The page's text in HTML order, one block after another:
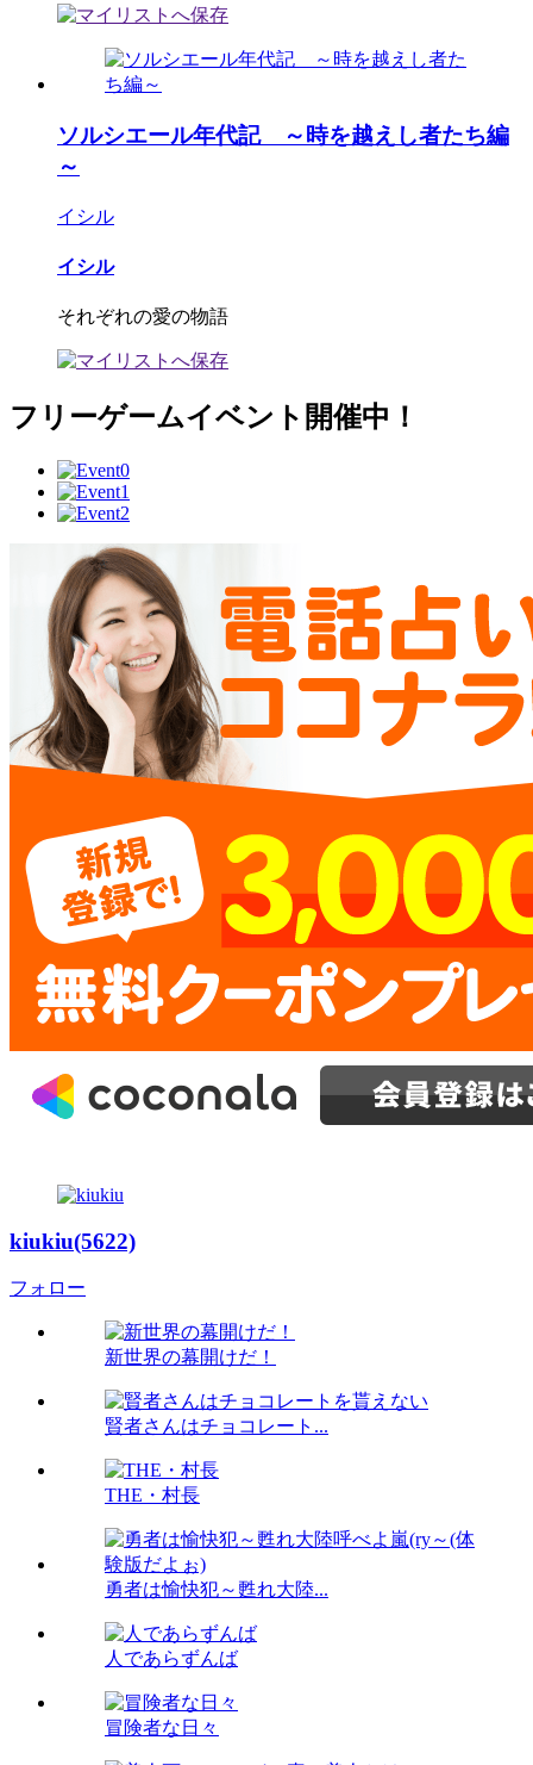
ソルシエール年代記 ～時を越えし者たち編
～
イシル
イシル
それぞれの愛の物語
フリーゲームイベント開催中！
kiukiu(5622)
フォロー
新世界の幕開けだ！
賢者さんはチョコレート...
THE・村長
勇者は愉快犯～甦れ大陸...
人であらずんば
冒険者な日々